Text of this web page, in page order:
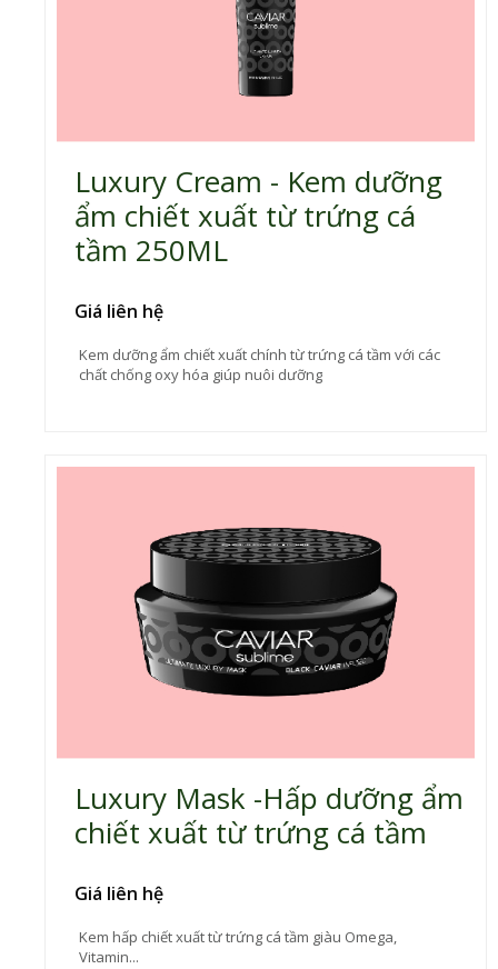
Luxury Cream - Kem dưỡng
ẩm chiết xuất từ trứng cá
tầm 250ML
Giá liên hệ
Kem dưỡng ẩm chiết xuất chính từ trứng cá tầm với các
chất chống oxy hóa giúp nuôi dưỡng
Luxury Mask -Hấp dưỡng ẩm
chiết xuất từ trứng cá tầm
Giá liên hệ
Kem hấp chiết xuất từ trứng cá tầm giàu Omega,
Vitamin...